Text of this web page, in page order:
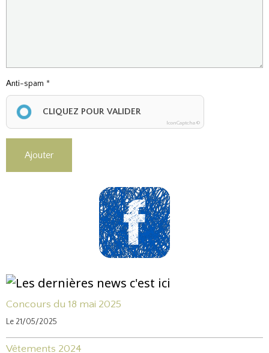
Anti-spam
CLIQUEZ POUR VALIDER
IconCaptcha ©
Ajouter
Concours du 18 mai 2025
Le 21/05/2025
Vêtements 2024